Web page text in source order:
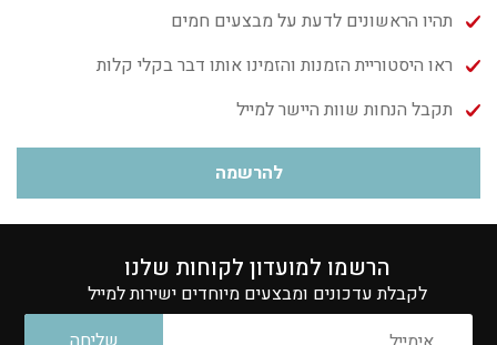
תהיו הראשונים לדעת על מבצעים חמים
ראו היסטוריית הזמנות והזמינו אותו דבר בקלי קלות
תקבל הנחות שוות היישר למייל
להרשמה
הרשמו למועדון לקוחות שלנו
לקבלת עדכונים ומבצעים מיוחדים ישירות למייל